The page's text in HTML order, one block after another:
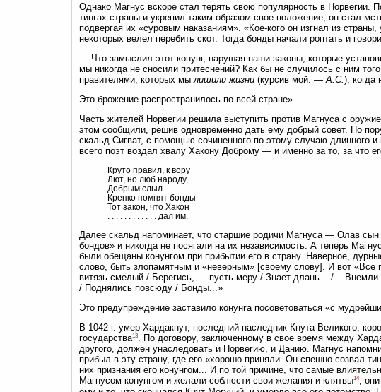
Однако Магнус вскоре стал терять свою популярность в Норвегии.
тингах страны и укрепил таким образом свое положение, он стал
подвергая их «суровым наказаниям». «Кое-кого он изгнал из
некоторых велел перебить скот. Тогда бонды начали роптать и
— Что замыслил этот конунг, нарушая наши законы, которые
мы никогда не сносили притеснений? Как бы не случилось с ним
правителями, которых мы лишили жизни (курсив мой. — А.С. ), когда
Это брожение распространилось по всей стране».
Часть жителей Норвегии решила выступить против Магнуса с
этом сообщили, решив одновременно дать ему добрый совет. По
скальд Сигват, с помощью сочиненного по этому случаю длинного
всего поэт воздал хвалу Хакону Доброму — и именно за то, за что
Круто правил, к вору
Лют, но люб народу,
Добрым слыл...
Крепко помнят бонды
Тот закон, что Хакон
. . . . . . . . . . . . дал им.
Далее скальд напоминает, что старшие родичи Магнуса — Олав
бондов» и никогда не посягали на их независимость. А теперь
были обещаны конунгом при прибытии его в страну. Наверное,
слово, быть злопамятным и «неверным» [своему слову]. И вот
витязь смелый / Берегись, — пусть меру / Знает длань... /
/ Поднялись повсюду / Бонды...»
Это предупреждение заставило конунга посоветоваться «с
В 1042 г. умер Хардакнут, последний наследник Кнута Великого,
государства13. По договору, заключенному в свое время между
другого, должен унаследовать и Норвегию, и Данию. Магнус
прибыл в эту страну, где его «хорошо приняли. Он спешно созвал
них признания его конунгом... И по той причине, что самые
Магнусом конунгом и желали соблюсти свои желания и клятвы14,